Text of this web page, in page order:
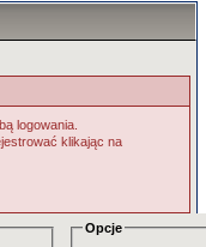
logowania.
klikając na
Opcje